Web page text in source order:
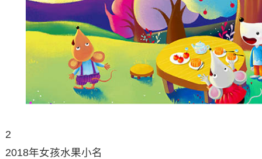
2
2018年女孩水果小名